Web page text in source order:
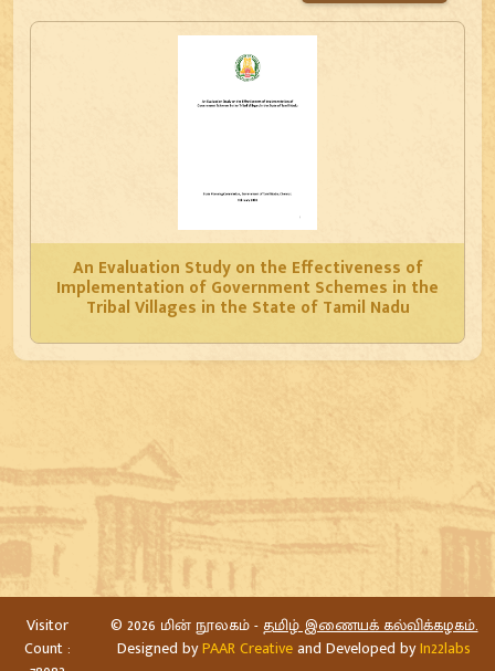
An Evaluation Study on the Effectiveness of
Implementation of Government Schemes in the
Tribal Villages in the State of Tamil Nadu
Visitor
Count :
© 2026 மின் நூலகம் -தமிழ் இணையக் கல்விக்கழகம்.
Designed byPAAR Creativeand Developed byIn22labs